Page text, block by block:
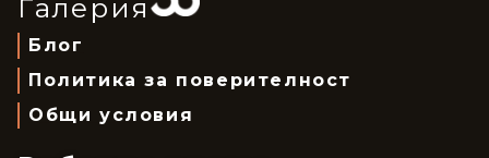
Галерия
Блог
Политика за поверителност
Общи условия